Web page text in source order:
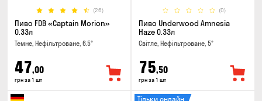
(26)
Пиво FDB «Captain Morion»
0.33л
Темне, Нефільтроване, 6.5°
47,00
грн за 1 шт
(0)
Пиво Underwood Amnesia
Haze 0.33л
Світле, Нефільтроване, 5°
75,50
грн за 1 шт
Тільки онлайн